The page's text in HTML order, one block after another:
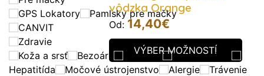
GPS Lokatory
Pamlsky pre mačky
CANVIT
Zdravie
Koža a srsť
Bezoáre Diabetes
Antiparazitka
Hepatitída
Močové ústrojenstvo Alergie
Trávenie
vôdzka Orange
Od: 14,40€
VÝBER MOŽNOSTÍ